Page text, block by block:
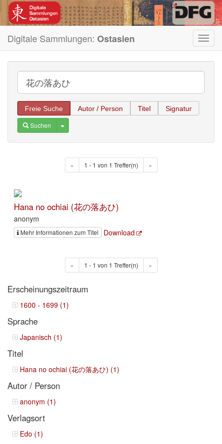
Digitale Sammlungen: Ostasien
Freie Suche Autor / Person Titel Signatur
Suchen Toggle Dropdown
« 1 - 1 von 1 Treffer(n) »
Hana no ochiai (花の落あひ)
anonym
Mehr Informationen zum Titel Download
« 1 - 1 von 1 Treffer(n) »
Erscheinungszeitraum
1600 - 1699 (1)
Sprache
Japanisch (1)
Titel
Hana no ochiai (花の落あひ) (1)
Autor / Person
anonym (1)
Verlagsort
Edo (1)